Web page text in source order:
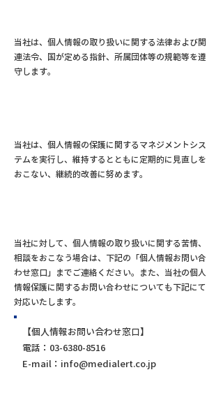
当社は、個人情報の取り扱いに関する法律および関
連法令、国が定める指針、所属団体等の規範等を遵
守します。
当社は、個人情報の保護に関するマネジメントシス
テムを実行し、維持するとともに定期的に見直しを
おこない、継続的改善に努めます。
当社に対して、個人情報の取り扱いに関する苦情、
相談をおこなう場合は、下記の「個人情報お問い合
わせ窓口」までご連絡ください。また、当社の個人
情報保護に関するお問い合わせについても下記にて
対応いたします。
【個人情報お問い合わせ窓口】
電話：03-6380-8516
E-mail：info@medialert.co.jp